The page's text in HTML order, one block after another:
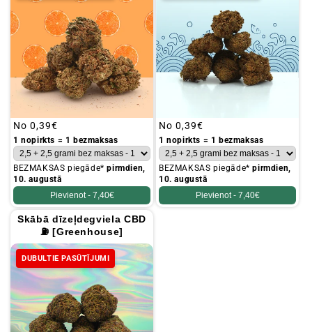
Parastā
cena
No 0,39€
1 nopirkts = 1 bezmaksas
BEZMAKSAS piegāde*pirmdien,
10. augustā
Pievienot - 7,40€
Parastā
cena
No 0,39€
1 nopirkts = 1 bezmaksas
BEZMAKSAS piegāde*pirmdien,
10. augustā
Pievienot - 7,40€
Skābā dīzeļdegviela CBD
⛽ [Greenhouse]
DUBULTIE PASŪTĪJUMI